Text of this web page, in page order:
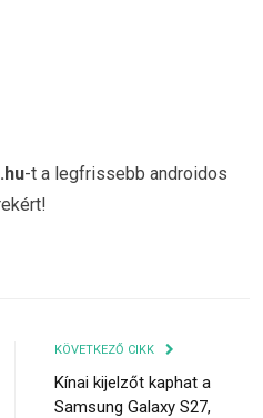
-t a legfrissebb androidos
KÖVETKEZŐ CIKK
Kínai kijelzőt kaphat a
Samsung Galaxy S27,